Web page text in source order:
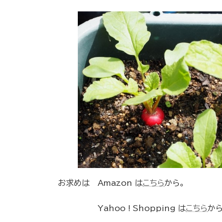
お求めは Amazon はこちらから。
Yahoo ! Shopping はこちらか